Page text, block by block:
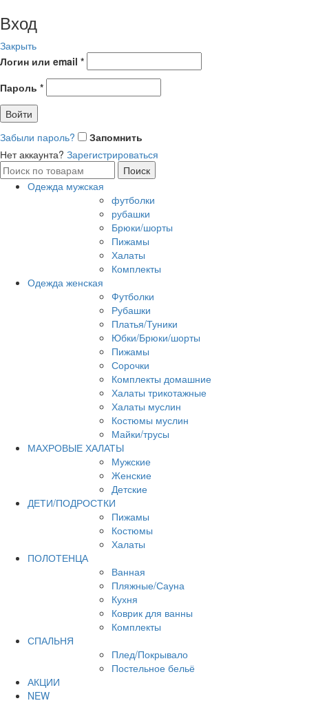
Вход
Закрыть
Логин или email *
Пароль *
Войти
Забыли пароль?
Запомнить
Нет аккаунта? Зарегистрироваться
Поиск
по:
Поиск
Одежда мужская
футболки
рубашки
Брюки/шорты
Пижамы
Халаты
Комплекты
Одежда женская
Футболки
Рубашки
Платья/Туники
Юбки/Брюки/шорты
Пижамы
Сорочки
Комплекты домашние
Халаты трикотажные
Халаты муслин
Костюмы муслин
Майки/трусы
МАХРОВЫЕ ХАЛАТЫ
Мужские
Женские
Детские
ДЕТИ/ПОДРОСТКИ
Пижамы
Костюмы
Халаты
ПОЛОТЕНЦА
Ванная
Пляжные/Сауна
Кухня
Коврик для ванны
Комплекты
СПАЛЬНЯ
Плед/Покрывало
Постельное бельё
АКЦИИ
NEW